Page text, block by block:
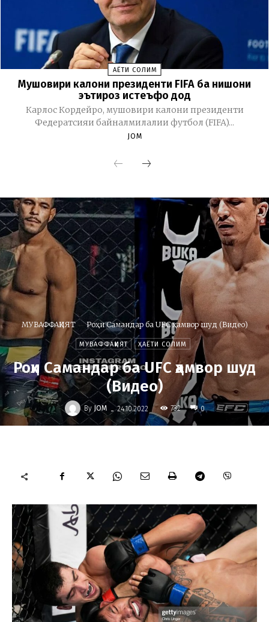
ҲАЁТИ СОЛИМ
Мушовири калони президенти FIFA ба нишони
эътироз истеъфо дод
Карлос Кордейро, мушовири калони президенти
Федератсияи байналмилалии футбол (FIFA)...
JOM